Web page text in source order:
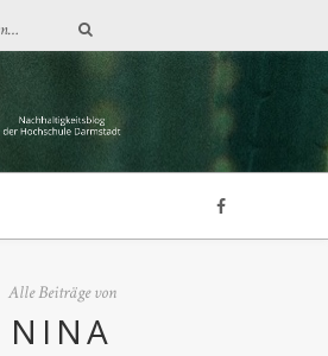
Alle Beiträge von
NINA